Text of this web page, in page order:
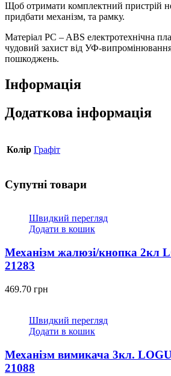
Щоб отримати комплектний пристрій
придбати механізм, та рамку.
Матеріал PC – ABS електротехнічна
чудовий захист від УФ-
пошкоджень.
Інформація
Додаткова інформація
Колір Графіт
Супутні товари
Швидкий перегляд
Додати в кошик
Механізм жалюзі/кнопка 2кл
21283
469.70 грн
Швидкий перегляд
Додати в кошик
Механізм вимикача 3кл.
21088